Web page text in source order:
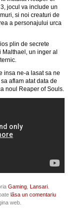
jocul va include un
si noi creaturi de
a personajului urca
plin de secrete
un inger al
insa ne-a lasat sa ne
aflam atat data de
noul Reaper of Souls.
Gaming ,Lansari
lăsa un comentariu
web.